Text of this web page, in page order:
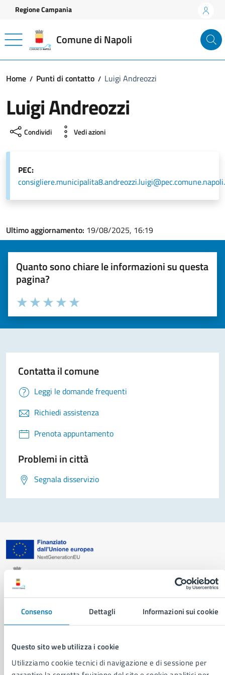
Consenso Dettagli Informazioni sui cookie
Questo sito web utilizza i cookie
Utilizziamo cookie tecnici di navigazione e di sessione per
Vai ai contenuti
Vai al footer
Regione Campania
Comune di Napoli
Home Punti di contatto Luigi Andreozzi
Luigi Andreozzi
Condividi Vedi azioni
PEC:
Ultimo aggiornamento: 19/08/2025, 16:19
Quanto sono chiare le informazioni su questa
pagina?
Valuta la chiarezza delle informazioni (da 1 a 5 stelle)
Seleziona il numero di stelle per valutare la chiarezza delle
Valuta 5 stelle su 5
Valuta 4 stelle su 5
Valuta 3 stelle su 5
Valuta 2 stelle su 5
Valuta 1 stelle su 5
Contatta il comune
Leggi le domande frequenti
Richiedi assistenza
Prenota appuntamento
Problemi in città
Segnala disservizio
AMMINISTRAZIONE
Aree amministrative
Municipalità
Uffici
Enti e fondazioni